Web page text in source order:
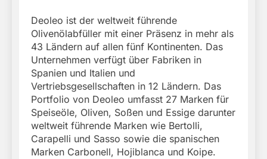
Deoleo ist der weltweit führende
Olivenölabfüller mit einer Präsenz in mehr als
43 Ländern auf allen fünf Kontinenten. Das
Unternehmen verfügt über Fabriken in
Spanien und Italien und
Vertriebsgesellschaften in 12 Ländern. Das
Portfolio von Deoleo umfasst 27 Marken für
Speiseöle, Oliven, Soßen und Essige darunter
weltweit führende Marken wie Bertolli,
Carapelli und Sasso sowie die spanischen
Marken Carbonell, Hojiblanca und Koipe.